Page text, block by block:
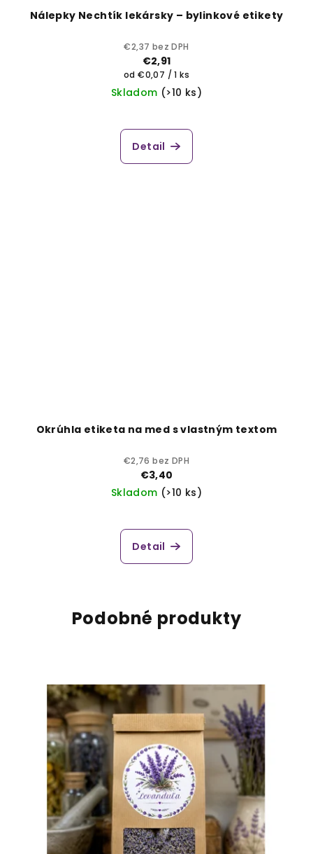
Nálepky Nechtík lekársky – bylinkové etikety
€2,37 bez DPH
€2,91
Jednotková
cena:
od €0,07 / 1 ks
Skladom (>10 ks)
Detail
Okrúhla etiketa na med s vlastným textom
€2,76 bez DPH
€3,40
Skladom (>10 ks)
Detail
Podobné produkty